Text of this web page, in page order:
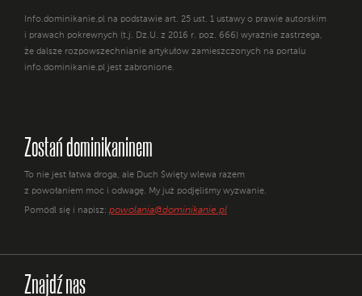
Info.dominikanie.pl na podstawie art. 25 ust. 1 ustawy o prawie autorskim
i prawach pokrewnych (t.j. Dz.U. z 2016 r. poz. 666) wyraźnie zastrzega,
że dalsze rozpowszechnianie artykułów zamieszczonych na portalu
info.dominikanie.pl jest zabronione.
Zostań dominikaninem
To nie jest łatwa droga, ale Duch Święty wlewa razem
z powołaniem moc i odwagę. My już podjęliśmy wyzwanie.
Pomódl się i napisz: powolania@dominikanie.pl
Znajdź nas